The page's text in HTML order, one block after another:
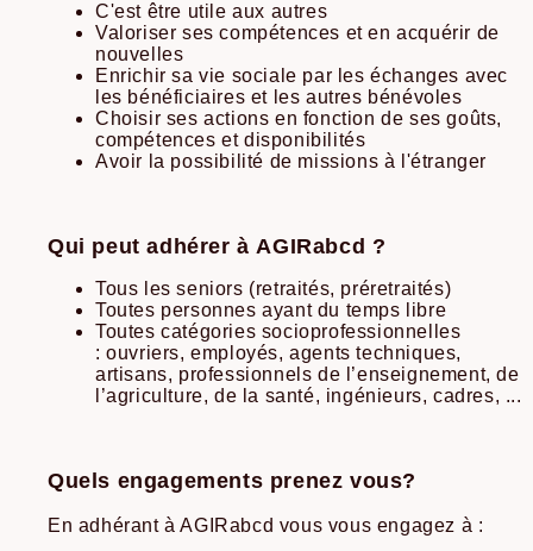
​C'est être utile aux autres
Valoriser ses compétences et en acquérir de
nouvelles
Enrichir sa vie sociale par les échanges avec
les bénéficiaires et les autres bénévoles
Choisir ses actions en fonction de ses goûts,
compétences et disponibilités
Avoir la possibilité de missions à l'étranger
Qui peut adhérer à AGIRabcd ?
Tous les seniors (retraités, préretraités)
Toutes personnes ayant du temps libre
Toutes catégories socioprofessionnelles
: ouvriers, employés, agents techniques,
artisans, professionnels de l’enseignement, de
l’agriculture, de la santé, ingénieurs, cadres, ...
Quels engagements prenez vous?
En adhérant à AGIRabcd vous vous engagez à :